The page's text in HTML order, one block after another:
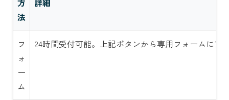
方
法
詳細
フ
ォ
ー
ム
24時間受付可能。上記ボタンから専用フォームにア